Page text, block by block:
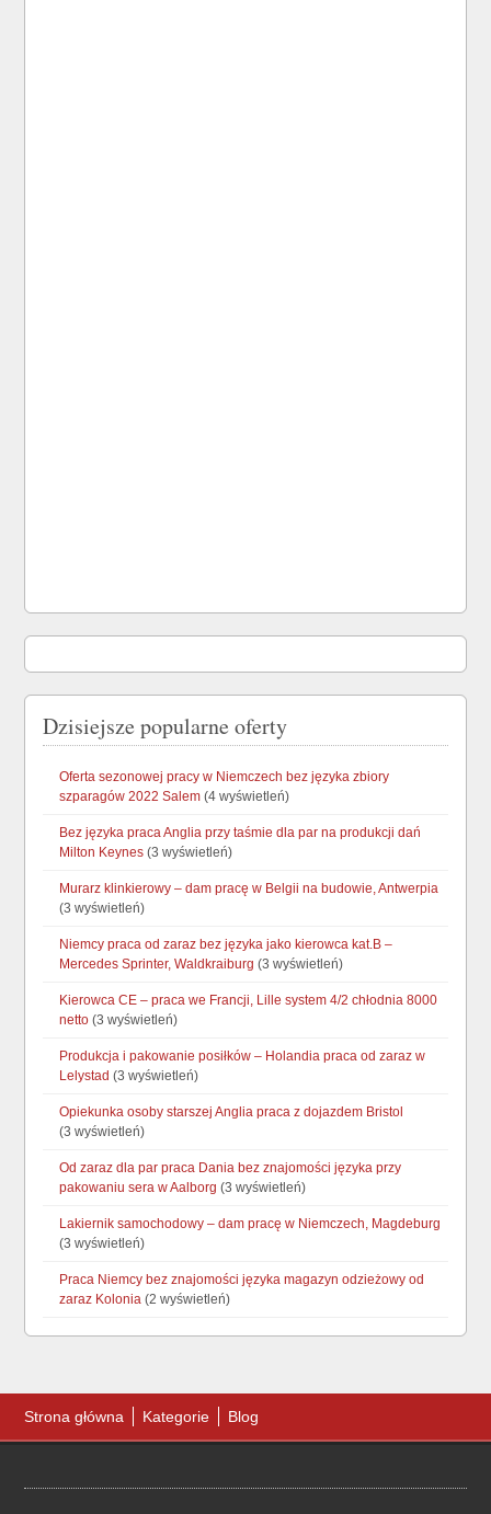
Dzisiejsze popularne oferty
Oferta sezonowej pracy w Niemczech bez języka zbiory
szparagów 2022 Salem (4 wyświetleń)
Bez języka praca Anglia przy taśmie dla par na produkcji dań
Milton Keynes (3 wyświetleń)
Murarz klinkierowy – dam pracę w Belgii na budowie, Antwerpia
(3 wyświetleń)
Niemcy praca od zaraz bez języka jako kierowca kat.B –
Mercedes Sprinter, Waldkraiburg (3 wyświetleń)
Kierowca CE – praca we Francji, Lille system 4/2 chłodnia 8000
netto (3 wyświetleń)
Produkcja i pakowanie posiłków – Holandia praca od zaraz w
Lelystad (3 wyświetleń)
Opiekunka osoby starszej Anglia praca z dojazdem Bristol
(3 wyświetleń)
Od zaraz dla par praca Dania bez znajomości języka przy
pakowaniu sera w Aalborg (3 wyświetleń)
Lakiernik samochodowy – dam pracę w Niemczech, Magdeburg
(3 wyświetleń)
Praca Niemcy bez znajomości języka magazyn odzieżowy od
zaraz Kolonia (2 wyświetleń)
Strona główna Kategorie Blog